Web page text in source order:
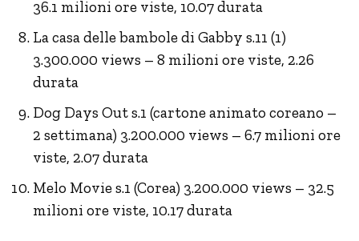
36.1 milioni ore viste, 10.07 durata
La casa delle bambole di Gabby s.11 (1)
3.300.000 views – 8 milioni ore viste, 2.26
durata
Dog Days Out s.1 (cartone animato coreano –
2 settimana) 3.200.000 views – 6.7 milioni ore
viste, 2.07 durata
Melo Movie s.1 (Corea) 3.200.000 views – 32.5
milioni ore viste, 10.17 durata